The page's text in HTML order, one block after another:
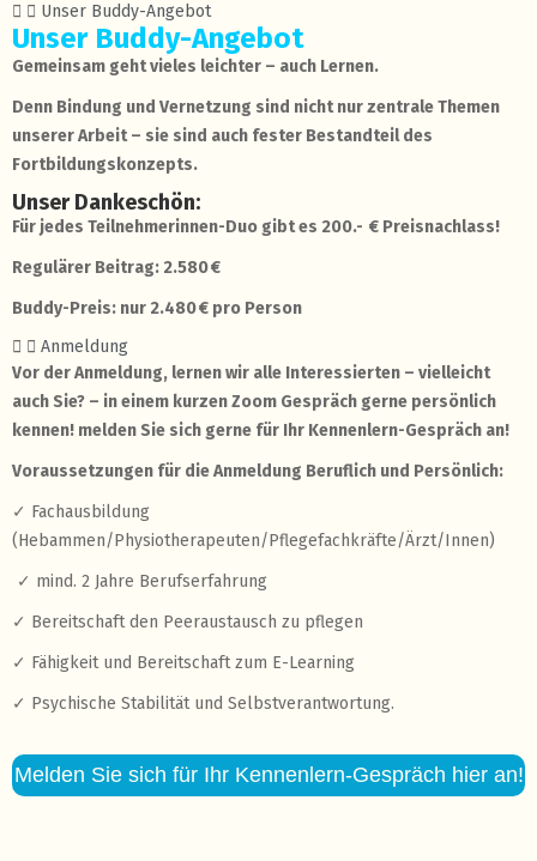
Unser Buddy-Angebot
Unser Buddy-Angebot
Gemeinsam geht vieles leichter – auch Lernen.
Denn Bindung und Vernetzung sind nicht nur zentrale Themen
unserer Arbeit – sie sind auch fester Bestandteil des
Fortbildungskonzepts.
Unser Dankeschön:
Für jedes Teilnehmerinnen-Duo gibt es 200.- € Preisnachlass!
Regulärer Beitrag: 2.580€
Buddy-Preis: nur 2.480€ pro Person
Anmeldung
Vor der Anmeldung, lernen wir alle Interessierten – vielleicht
auch Sie? – in einem kurzen Zoom Gespräch gerne persönlich
kennen! melden Sie sich gerne für Ihr Kennenlern-Gespräch an!
Voraussetzungen für die Anmeldung Beruflich und Persönlich:
✓ Fachausbildung
(Hebammen/Physiotherapeuten/Pflegefachkräfte/Ärzt/Innen)
✓ mind. 2 Jahre Berufserfahrung
✓ Bereitschaft den Peeraustausch zu pflegen
✓ Fähigkeit und Bereitschaft zum E-Learning
✓ Psychische Stabilität und Selbstverantwortung.
Melden Sie sich für Ihr Kennenlern-Gespräch hier an!